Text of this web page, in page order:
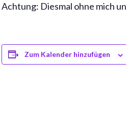
Achtung: Diesmal ohne mich
Zum Kalender hinzufügen